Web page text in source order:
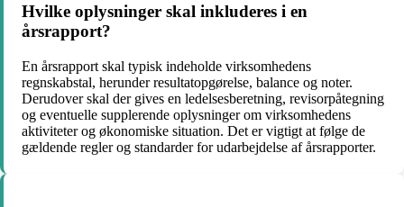
Hvilke oplysninger skal inkluderes i en
årsrapport?
En årsrapport skal typisk indeholde virksomhedens
regnskabstal, herunder resultatopgørelse, balance og noter.
Derudover skal der gives en ledelsesberetning, revisorpåtegning
og eventuelle supplerende oplysninger om virksomhedens
aktiviteter og økonomiske situation. Det er vigtigt at følge de
gældende regler og standarder for udarbejdelse af årsrapporter.